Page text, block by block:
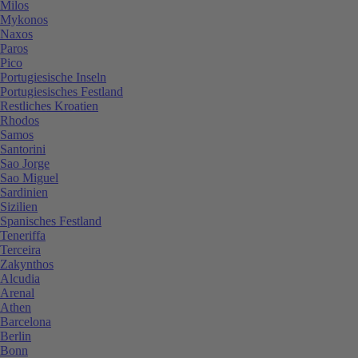
Milos
Mykonos
Naxos
Paros
Pico
Portugiesische Inseln
Portugiesisches Festland
Restliches Kroatien
Rhodos
Samos
Santorini
Sao Jorge
Sao Miguel
Sardinien
Sizilien
Spanisches Festland
Teneriffa
Terceira
Zakynthos
Alcudia
Arenal
Athen
Barcelona
Berlin
Bonn